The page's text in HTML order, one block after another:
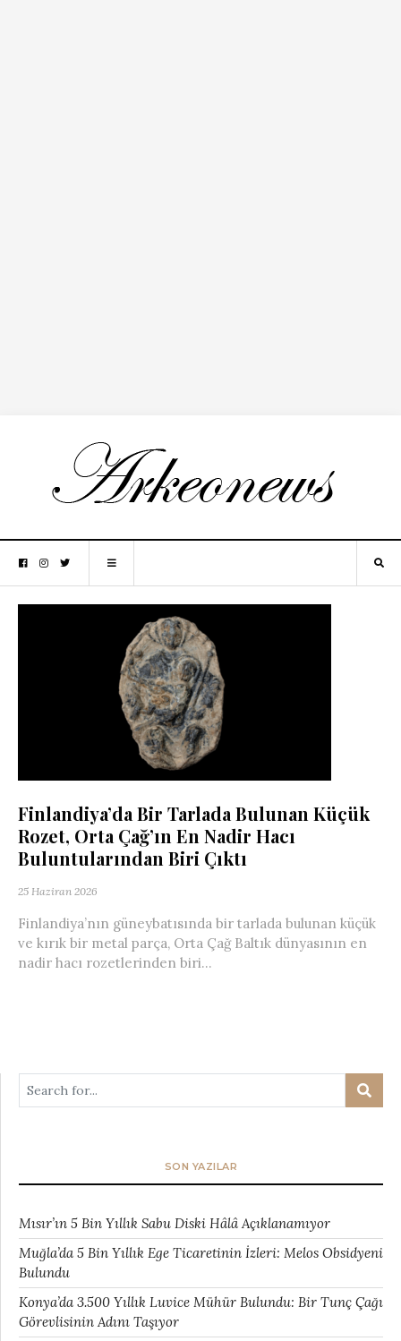
Finlandiya’da Bir Tarlada Bulunan Küçük
Rozet, Orta Çağ’ın En Nadir Hacı
Buluntularından Biri Çıktı
25 Haziran 2026
Finlandiya’nın güneybatısında bir tarlada bulunan küçük
ve kırık bir metal parça, Orta Çağ Baltık dünyasının en
nadir hacı rozetlerinden biri...
SON YAZILAR
Mısır’ın 5 Bin Yıllık Sabu Diski Hâlâ Açıklanamıyor
Muğla’da 5 Bin Yıllık Ege Ticaretinin İzleri: Melos Obsidyeni
Bulundu
Konya’da 3.500 Yıllık Luvice Mühür Bulundu: Bir Tunç Çağı
Görevlisinin Adını Taşıyor